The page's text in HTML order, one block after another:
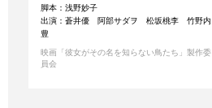
脚本：浅野妙子
出演：蒼井優 阿部サダヲ 松坂桃李 竹野内
豊
映画「彼女がその名を知らない鳥たち」製作委
員会